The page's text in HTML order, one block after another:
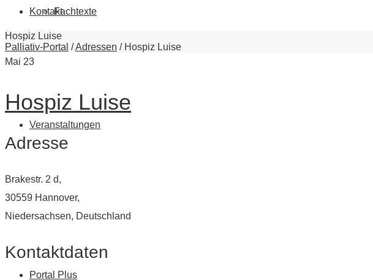
Fachtexte
Veranstaltungen
Portal Plus
Kontakt
Hospiz Luise
Palliativ-Portal /Adressen / Hospiz Luise
Mai 23
Hospiz Luise
Adresse
Brakestr. 2 d,
30559 Hannover,
Niedersachsen, Deutschland
Kontaktdaten